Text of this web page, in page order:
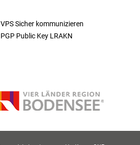
VPS Sicher kommunizieren
PGP Public Key LRAKN